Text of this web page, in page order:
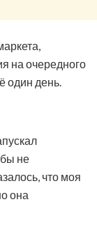
на очередного
один день.
не
что моя
она